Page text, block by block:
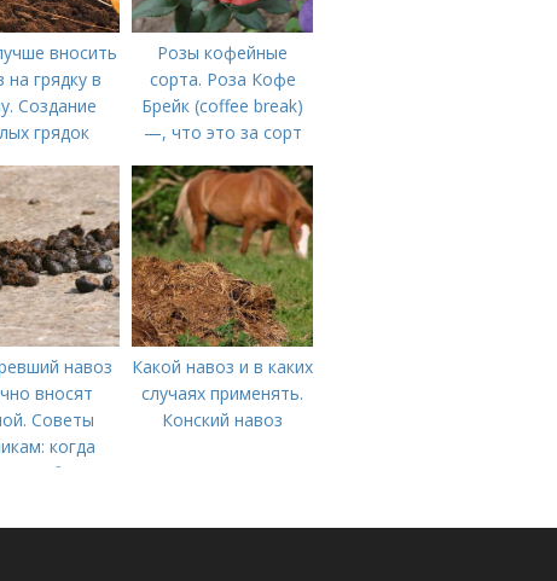
вносить
на грядку в
Создание
грядок
Розы кофейные
сорта. Роза Кофе
Брейк (coffee break)
—, что это за сорт
навоз
вносят
Советы
когда
удобрение
ОПЫТНЫХ)
Какой навоз и в каких
случаях применять.
Конский навоз